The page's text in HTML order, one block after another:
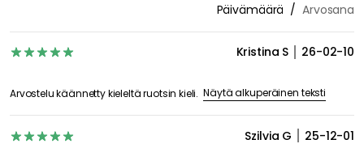
Päivämäärä Arvosana
Kristina S 26-02-10
Arvostelu käännetty kieleltä ruotsin kieli. Näytä alkuperäinen teksti
Szilvia G 25-12-01